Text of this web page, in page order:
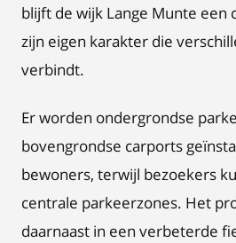
blijft de wijk Lange Munte een
zijn eigen karakter die
verbindt.
Er worden ondergrondse
bovengrondse carports
bewoners, terwijl bezoekers
centrale parkeerzones. Het
daarnaast in een verbeterde